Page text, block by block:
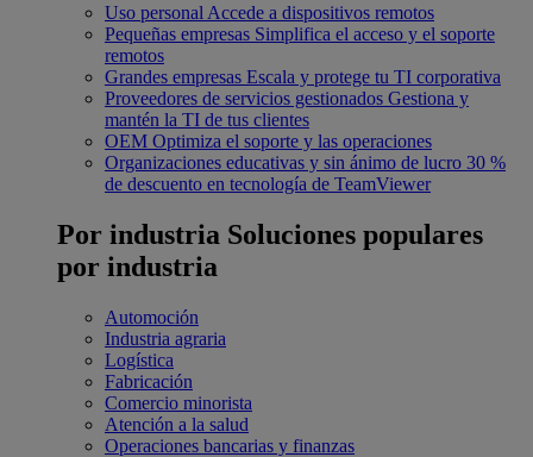
Uso personal Accede a dispositivos remotos
Pequeñas empresas Simplifica el acceso y el soporte
remotos
Grandes empresas Escala y protege tu TI corporativa
Proveedores de servicios gestionados Gestiona y
mantén la TI de tus clientes
OEM Optimiza el soporte y las operaciones
Organizaciones educativas y sin ánimo de lucro 30 %
de descuento en tecnología de TeamViewer
Por industria Soluciones populares
por industria
Automoción
Industria agraria
Logística
Fabricación
Comercio minorista
Atención a la salud
Operaciones bancarias y finanzas